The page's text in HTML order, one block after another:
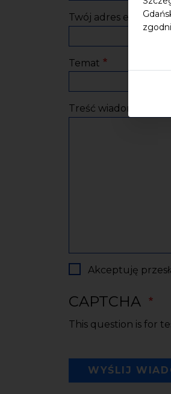
Twój adres e-mail
Temat
Treść wiadomości
Akceptuję
CAPTCHA
This question is for
WYŚLIJ